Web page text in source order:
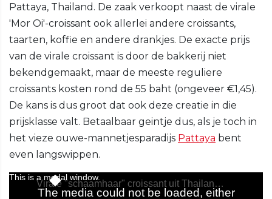
Pattaya, Thailand. De zaak verkoopt naast de virale
'Mor Oi'-croissant ook allerlei andere croissants,
taarten, koffie en andere drankjes. De exacte prijs
van de virale croissant is door de bakkerij niet
bekendgemaakt, maar de meeste reguliere
croissants kosten rond de 55 baht (ongeveer €1,45).
De kans is dus groot dat ook deze creatie in die
prijsklasse valt. Betaalbaar geintje dus, als je toch in
het vieze ouwe-mannetjesparadijs Pattaya bent
even langswippen.